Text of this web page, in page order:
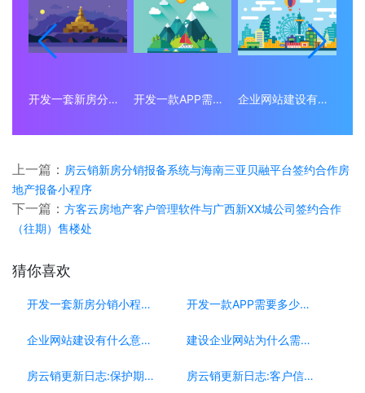
开发一套新房分销小程序系统要多少钱？ 开发一款APP需要多少钱？ 企业网站建设有什么意义？为什么要做企业网站？
上一篇： 房云销新房分销报备系统与海南三亚贝融平台签约合作房
地产报备小程序
下一篇： 方客云房地产客户管理软件与广西新XX城公司签约合作
（往期）售楼处
猜你喜欢
开发一套新房分销小程序系统要多少钱？ 开发一款APP需要多少钱？
企业网站建设有什么意义？为什么要做企业网站？ 建设企业网站为什么需要移动端？
房云销更新日志:保护期更新[0223] 房云销更新日志:客户信息复制[0304]